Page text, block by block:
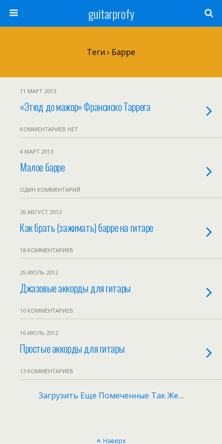
guitarprofy
Теги › Барре
11 МАРТ 2013
«Этюд до мажор» Франсиско Таррега
КОММЕНТАРИЕВ НЕТ
4 МАРТ 2013
Малое барре
ОДИН КОММЕНТАРИЙ
26 АВГУСТ 2012
Как брать (зажимать) барре на гитаре
18 КОММЕНТАРИЕВ
25 ИЮЛЬ 2012
Джазовые аккорды для гитары
10 КОММЕНТАРИЕВ
16 ИЮЛЬ 2012
Простые аккорды для гитары
13 КОММЕНТАРИЕВ
Загрузить Еще Помеченные Так Же…
Наверх